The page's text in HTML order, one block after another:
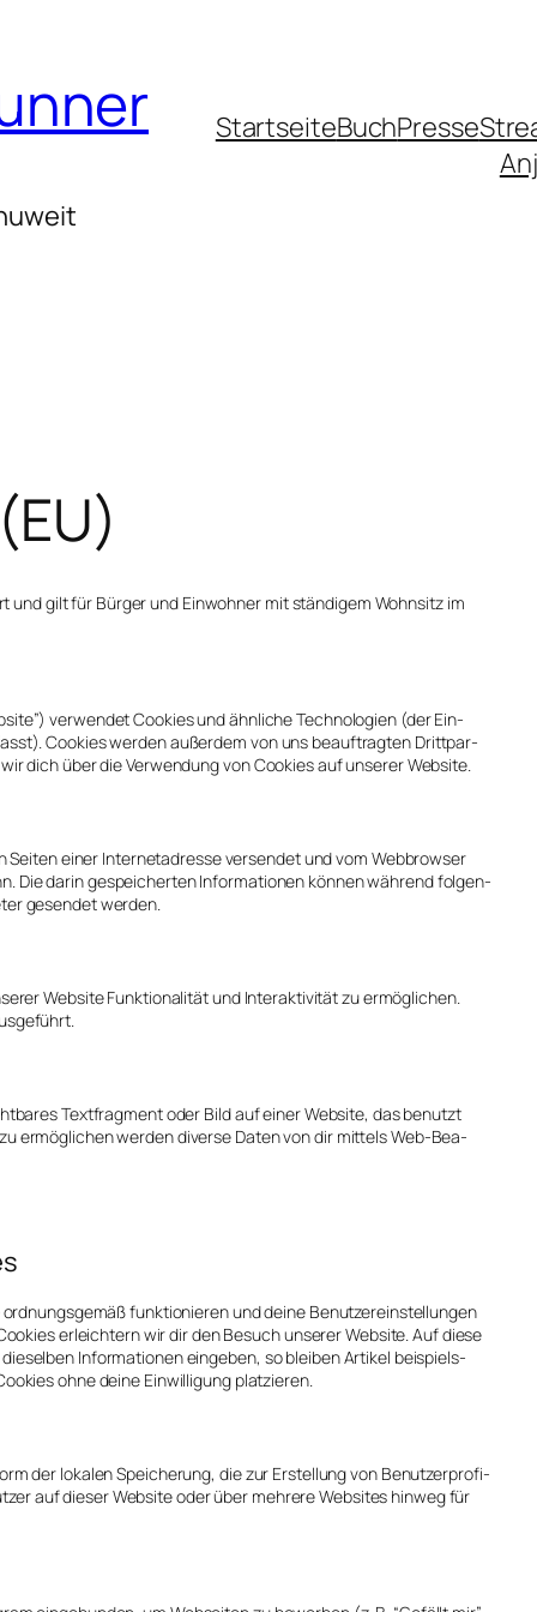
StartseiteBuchPresse
gilt für Bür­ger und Ein­woh­ner mit stän­di­gem Wohn­sitz im
ver­wen­det Coo­kies und ähn­li­che Tech­no­lo­gien (der Ein­
Coo­kies wer­den außer­dem von uns beauf­trag­ten Dritt­par­
dich über die Ver­wen­dung von Coo­kies auf unse­rer Web­site.
einer Inter­net­adres­se ver­sen­det und vom Web­brow­ser
Die dar­in gespei­cher­ten Infor­ma­tio­nen kön­nen wäh­rend fol­gen­
gesen­det wer­den.
Web­site Funk­tio­na­li­tät und Inter­ak­ti­vi­tät zu ermög­li­chen.
Text­frag­ment oder Bild auf einer Web­site, das benutzt
ermög­li­chen wer­den diver­se Daten von dir mit­tels Web-Bea­
funk­tio­nie­ren und dei­ne Benut­zer­ein­stel­lun­gen
erleich­tern wir dir den Besuch unse­rer Web­site. Auf die­se
Infor­ma­tio­nen ein­ge­ben, so blei­ben Arti­kel bei­spiels­
ohne dei­ne Ein­wil­li­gung plat­zie­ren.
der loka­len Spei­che­rung, die zur Erstel­lung von Benut­zer­pro­fi­
auf die­ser Web­site oder über meh­re­re Web­sites hin­weg für